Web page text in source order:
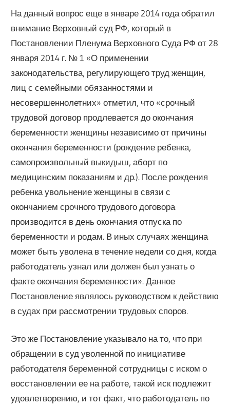
На данный вопрос еще в январе 2014 года обратил
внимание Верховный суд РФ, который в
Постановлении Пленума Верховного Суда РФ от 28
января 2014 г. № 1 «О применении
законодательства, регулирующего труд женщин,
лиц с семейными обязанностями и
несовершеннолетних» отметил, что «срочный
трудовой договор продлевается до окончания
беременности женщины независимо от причины
окончания беременности (рождение ребенка,
самопроизвольный выкидыш, аборт по
медицинским показаниям и др.). После рождения
ребенка увольнение женщины в связи с
окончанием срочного трудового договора
производится в день окончания отпуска по
беременности и родам. В иных случаях женщина
может быть уволена в течение недели со дня, когда
работодатель узнал или должен был узнать о
факте окончания беременности». Данное
Постановление являлось руководством к действию
в судах при рассмотрении трудовых споров.
Это же Постановление указывало на то, что при
обращении в суд уволенной по инициативе
работодателя беременной сотрудницы с иском о
восстановлении ее на работе, такой иск подлежит
удовлетворению, и тот факт, что работодатель по